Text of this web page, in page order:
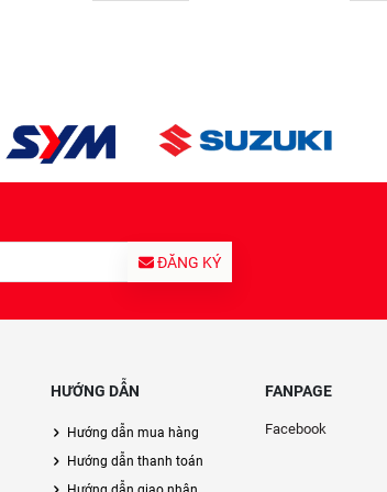
ĐĂNG KÝ
HƯỚNG DẪN
Hướng dẫn mua hàng
Hướng dẫn thanh toán
FANPAGE
Facebook